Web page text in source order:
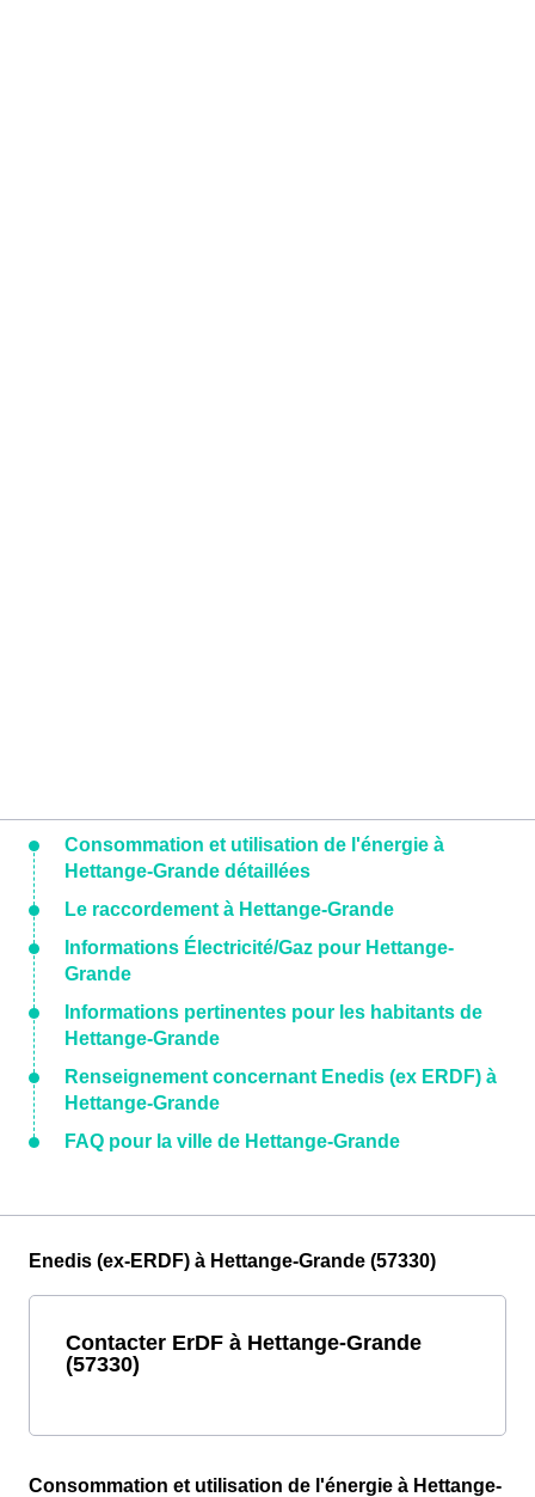
Consommation et utilisation de l'énergie à
Hettange-Grande détaillées
Le raccordement à Hettange-Grande
Informations Électricité/Gaz pour Hettange-
Grande
Informations pertinentes pour les habitants de
Hettange-Grande
Renseignement concernant Enedis (ex ERDF) à
Hettange-Grande
FAQ pour la ville de Hettange-Grande
Enedis (ex-ERDF) à Hettange-Grande (57330)
Contacter ErDF à Hettange-Grande
(57330)
Consommation et utilisation de l'énergie à Hettange-